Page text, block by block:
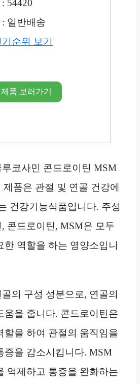
54420
일반배송
순위 보기
제품 보러가기
코사민 콘드로이틴 MSM
제품은 관절 및 연골 건강에
건강기능식품입니다. 주성
콘드로이틴, MSM은 모두
한 역할을 하는 영양소입니
의 구성 성분으로, 연골의
움을 줍니다. 콘드로이틴은
할을 하여 관절의 움직임을
증을 감소시킵니다. MSM
억제하고 통증을 완화하는